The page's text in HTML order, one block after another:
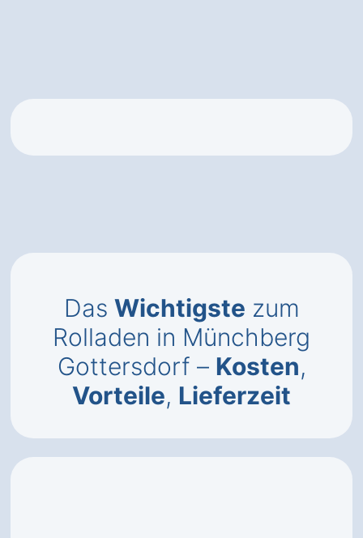
Das Wichtigste zum
Rolladen in Münchberg
Gottersdorf – Kosten,
Vorteile, Lieferzeit